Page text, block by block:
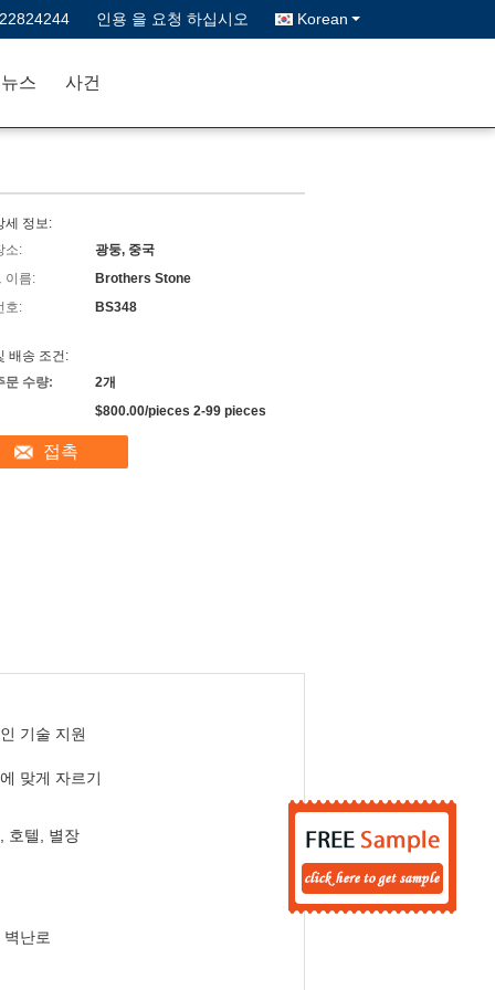
인용 을 요청 하십시오 Korean
뉴스 사건
세 정보:
소:
광둥, 중국
이름:
Brothers Stone
호:
BS348
배송 조건:
문 수량:
2개
$800.00/pieces 2-99 pieces
접촉
기술 지원
맞게 자르기
호텔, 별장
벽난로